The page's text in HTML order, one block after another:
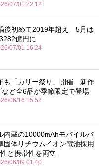
07/01 22:12
後初めて2019年超え 5月は
3282億円に
07/01 16:24
も「カリー祭り」開催 新作
ど全6品が季節限定で登場
06/16 15:52
内蔵の10000mAhモバイルバ
体リチウムイオン電池採用
と携帯性を両立
06/09 01:40